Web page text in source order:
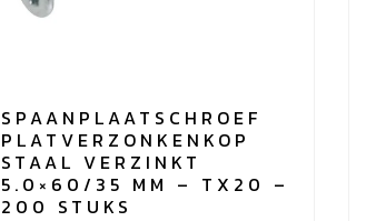
SPAANPLAATSCHROEF
PLATVERZONKENKOP
STAAL VERZINKT
5.0×60/35 MM – TX20 –
200 STUKS